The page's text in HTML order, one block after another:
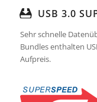
USB 3.0
Sehr schnelle
Bundles enthalten
Aufpreis.